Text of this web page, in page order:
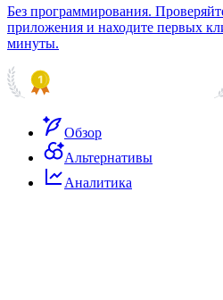
Без программирования.
приложения и находите первых
минуты.
Обзор
Альтернативы
Аналитика